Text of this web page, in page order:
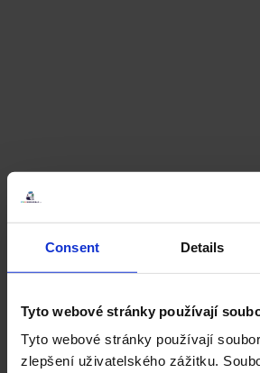
Consent Details
Tyto webové stránky používají
Tyto webové stránky používají
zlepšení uživatelského zážitku.